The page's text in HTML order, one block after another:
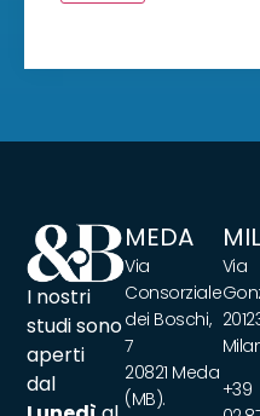
I nostri
studi sono
aperti
dal
MEDA
Via
Consorziale
dei Boschi,
7
20821 Meda
(MB).
Via
+39